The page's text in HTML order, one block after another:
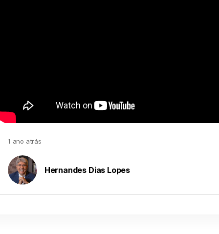
1 ano atrás
Hernandes Dias Lopes